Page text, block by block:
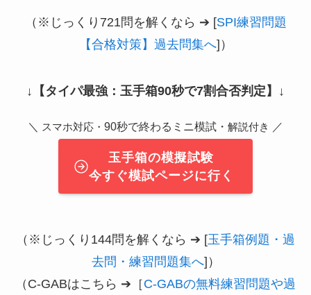
（※じっくり721問を解くなら ➔ [SPI練習問題
【合格対策】過去問集へ]）
↓ 【タイパ最強：玉手箱90秒で7割合否判定】 ↓
＼ スマホ対応・ 90秒で終わるミニ模試・ 解説付き ／
玉手箱の模擬試験
今すぐ模試ページに行く
（※じっくり144問を解くなら ➔ [玉手箱例題・過
去問・練習問題集へ]）
（C-GABはこちら ➔［C-GABの無料練習問題や過